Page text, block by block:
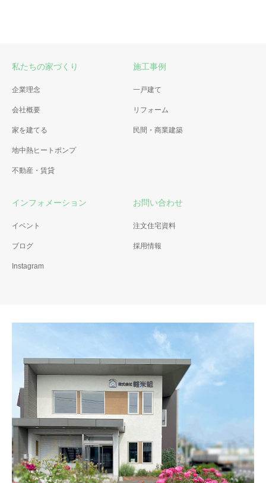
私たちの家づくり
企業理念
会社概要
家を建てる
地中熱ヒートポンプ
不動産・賃貸
施工事例
一戸建て
リフォーム
民間・商業建築
インフォメーション
イベント
ブログ
Instagram
お問い合わせ
注文住宅資料
採用情報